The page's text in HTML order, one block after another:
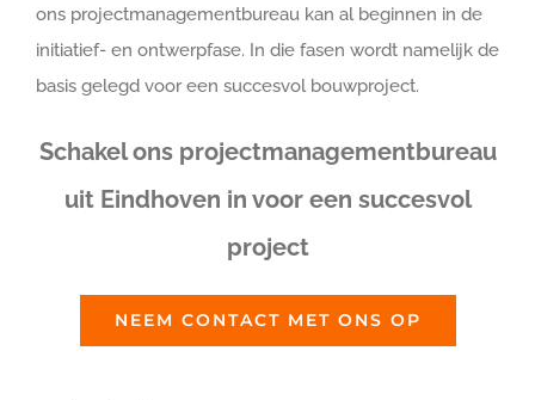
ons projectmanagementbureau kan al beginnen in de
initiatief- en ontwerpfase. In die fasen wordt namelijk de
basis gelegd voor een succesvol bouwproject.
Schakel ons projectmanagementbureau
uit Eindhoven in voor een succesvol
project
NEEM CONTACT MET ONS OP